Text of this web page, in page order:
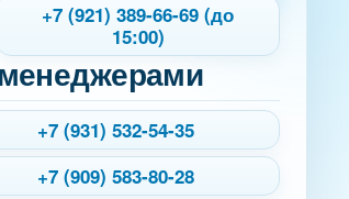
+7 (921) 389-66-69 (до
15:00)
+7 (931) 532-54-35
+7 (909) 583-80-28